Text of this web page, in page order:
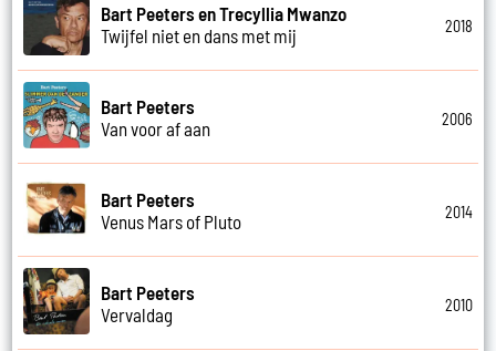
Bart Peeters en Trecyllia Mwanzo
Twijfel niet en dans met mij
2018
Bart Peeters
Van voor af aan
2006
Bart Peeters
Venus Mars of Pluto
2014
Bart Peeters
Vervaldag
2010